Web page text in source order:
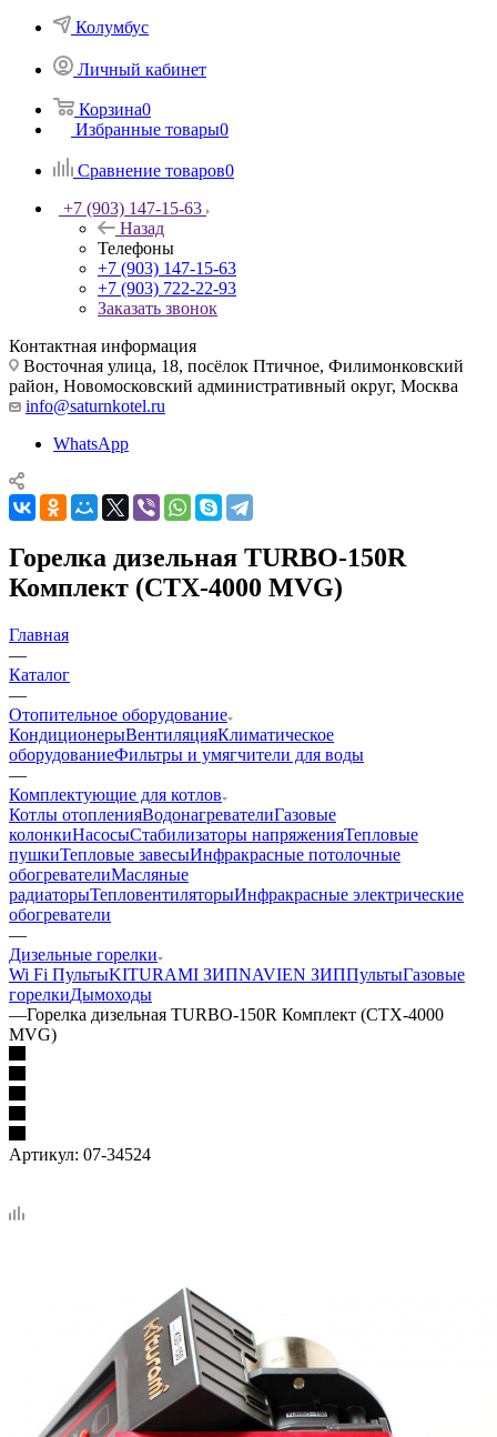
Колумбус
Личный кабинет
Корзина0
Избранные товары0
Сравнение товаров0
+7 (903) 147-15-63
Назад
Телефоны
+7 (903) 147-15-63
+7 (903) 722-22-93
Заказать звонок
Контактная информация
Восточная улица, 18, посёлок Птичное, Филимонковский
район, Новомосковский административный округ, Москва
info@saturnkotel.ru
WhatsApp
Горелка дизельная TURBO-150R
Комплект (CTX-4000 MVG)
Главная
—
Каталог
—
Отопительное оборудование
КондиционерыВентиляцияКлиматическое
оборудованиеФильтры и умягчители для воды
—
Комплектующие для котлов
Котлы отопленияВодонагревателиГазовые
колонкиНасосыСтабилизаторы напряженияТепловые
пушкиТепловые завесыИнфракрасные потолочные
обогревателиМасляные
радиаторыТепловентиляторыИнфракрасные электрические
обогреватели
—
Дизельные горелки
Wi Fi ПультыKITURAMI ЗИПNAVIEN ЗИППультыГазовые
горелкиДымоходы
—Горелка дизельная TURBO-150R Комплект (CTX-4000
MVG)
Артикул: 07-34524